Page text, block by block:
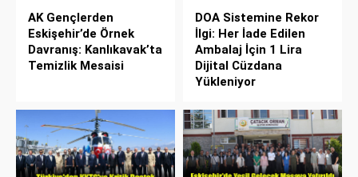
AK Gençlerden
Eskişehir’de Örnek
Davranış: Kanlıkavak’ta
Temizlik Mesaisi
DOA Sistemine Rekor
İlgi: Her İade Edilen
Ambalaj İçin 1 Lira
Dijital Cüzdana
Yükleniyor